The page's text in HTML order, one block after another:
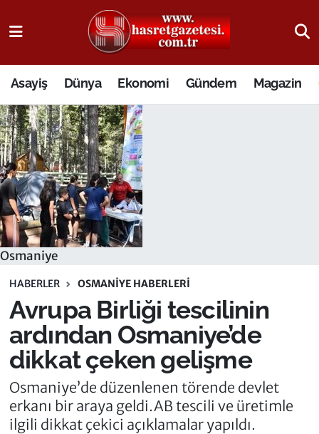
Asayiş Dünya Ekonomi Gündem Magazin
Osmaniye
HABERLER OSMANIYE HABERLERI
Avrupa Birliği tescilinin
ardından Osmaniye’de
dikkat çeken gelişme
Osmaniye’de düzenlenen törende devlet
erkanı bir araya geldi.AB tescili ve üretimle
ilgili dikkat çekici açıklamalar yapıldı.
Osmaniye Nöbetçi Eczaneler
Osmaniye Hava Durumu
Osmaniye Trafik Yoğunluk Haritası
Süper Lig Puan Durumu ve Fikstür
Tüm Manşetler
Son Dakika Haberleri